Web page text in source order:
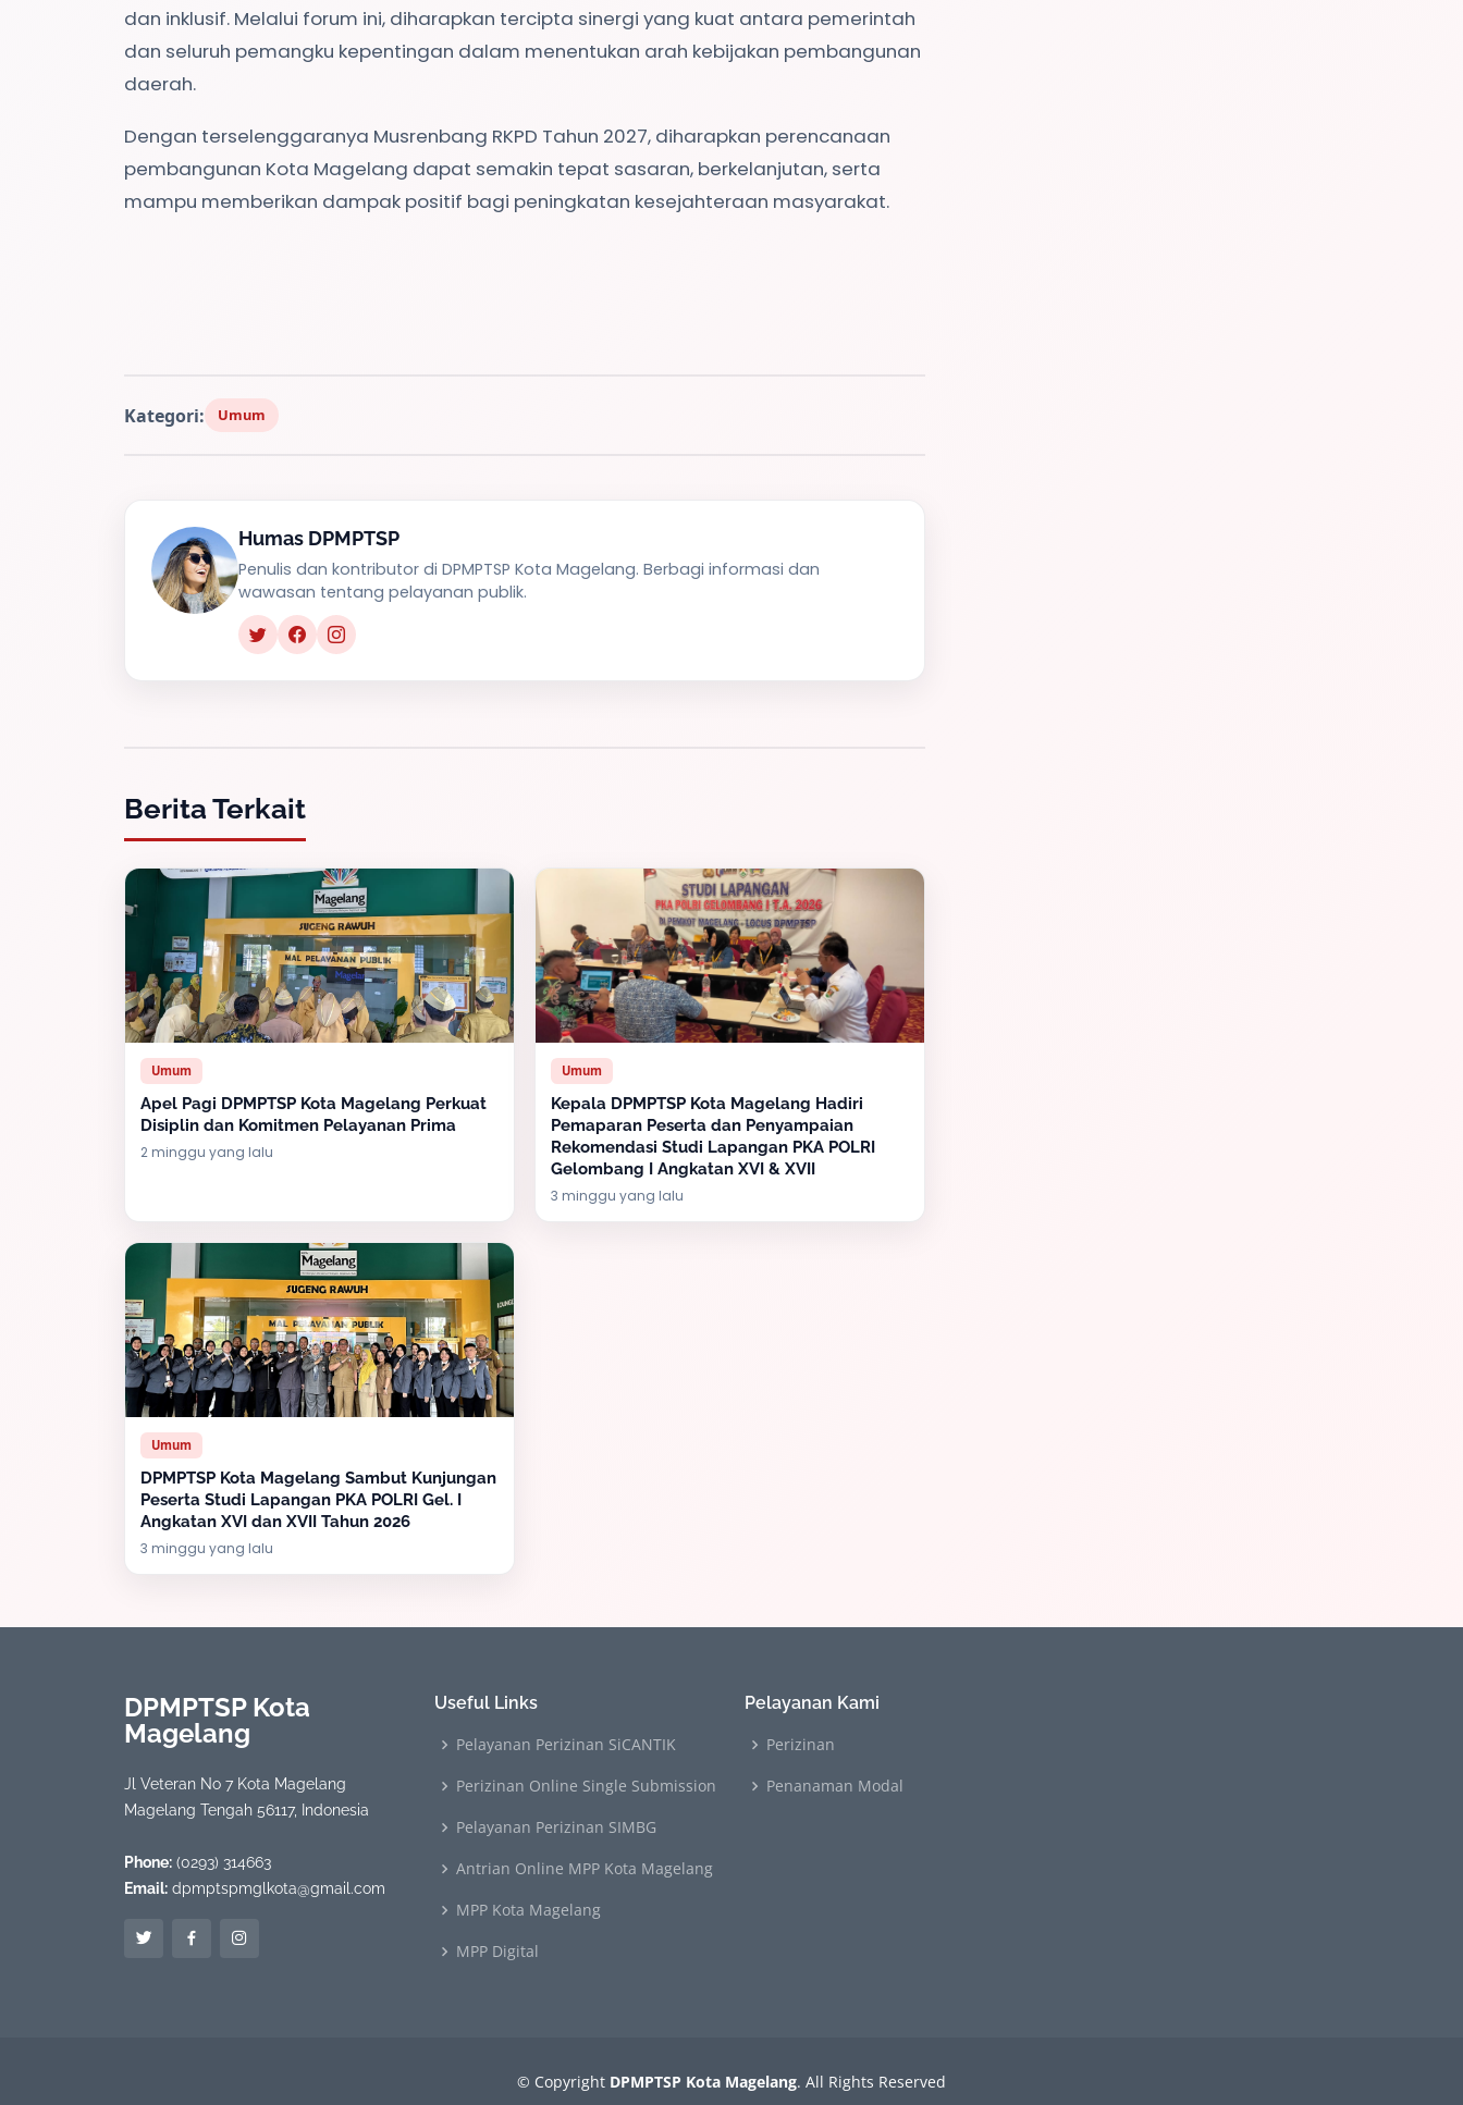
dan inklusif. Melalui forum ini, diharapkan tercipta sinergi yang kuat antara pemerintah
dan seluruh pemangku kepentingan dalam menentukan arah kebijakan pembangunan
daerah.
Dengan terselenggaranya Musrenbang RKPD Tahun 2027, diharapkan perencanaan
pembangunan Kota Magelang dapat semakin tepat sasaran, berkelanjutan, serta
mampu memberikan dampak positif bagi peningkatan kesejahteraan masyarakat.
Kategori: Umum
Humas DPMPTSP
Penulis dan kontributor di DPMPTSP Kota Magelang. Berbagi informasi dan
wawasan tentang pelayanan publik.
Berita Terkait
Umum
Apel Pagi DPMPTSP Kota Magelang Perkuat
Disiplin dan Komitmen Pelayanan Prima
2 minggu yang lalu
Umum
Kepala DPMPTSP Kota Magelang Hadiri
Pemaparan Peserta dan Penyampaian
Rekomendasi Studi Lapangan PKA POLRI
Gelombang I Angkatan XVI & XVII
3 minggu yang lalu
Umum
DPMPTSP Kota Magelang Sambut Kunjungan
Peserta Studi Lapangan PKA POLRI Gel. I
Angkatan XVI dan XVII Tahun 2026
3 minggu yang lalu
DPMPTSP Kota
Magelang
Jl Veteran No 7 Kota Magelang
Magelang Tengah 56117, Indonesia
Phone: (0293) 314663
Email: dpmptspmglkota@gmail.com
Useful Links
Pelayanan Perizinan SiCANTIK
Perizinan Online Single Submission
Pelayanan Perizinan SIMBG
Antrian Online MPP Kota Magelang
MPP Kota Magelang
MPP Digital
Pelayanan Kami
Perizinan
Penanaman Modal
© Copyright DPMPTSP Kota Magelang. All Rights Reserved